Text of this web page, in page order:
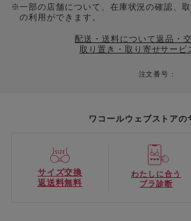
一部の店舗について、在庫状況の確認、
の利用ができます。
配送・送料について返品・
取り置き・取り寄せサービ
注文番号 :
ワコールウェブストアの
サイズ交換
返送料無料
わたしに合う
ブラ診断